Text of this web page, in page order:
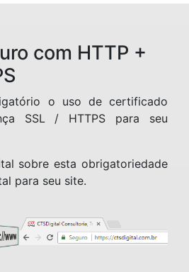
com HTTP +
o uso de certificado
SSL / HTTPS para seu
sobre esta obrigatoriedade
para seu site.